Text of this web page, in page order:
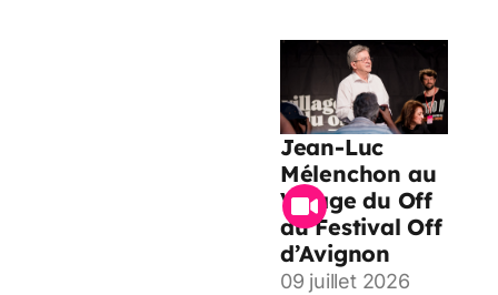
Jean-Luc
Mélenchon au
Village du Off
du Festival Off
d’Avignon
09 juillet 2026